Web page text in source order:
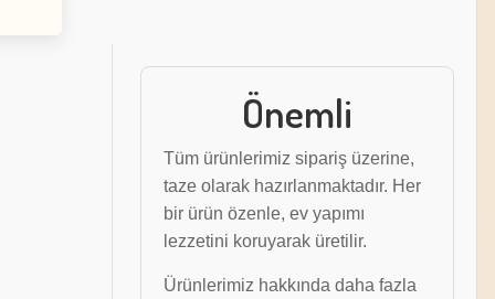
Önemli
Tüm ürünlerimiz sipariş üzerine,
taze olarak hazırlanmaktadır. Her
bir ürün özenle, ev yapımı
lezzetini koruyarak üretilir.
Ürünlerimiz hakkında daha fazla